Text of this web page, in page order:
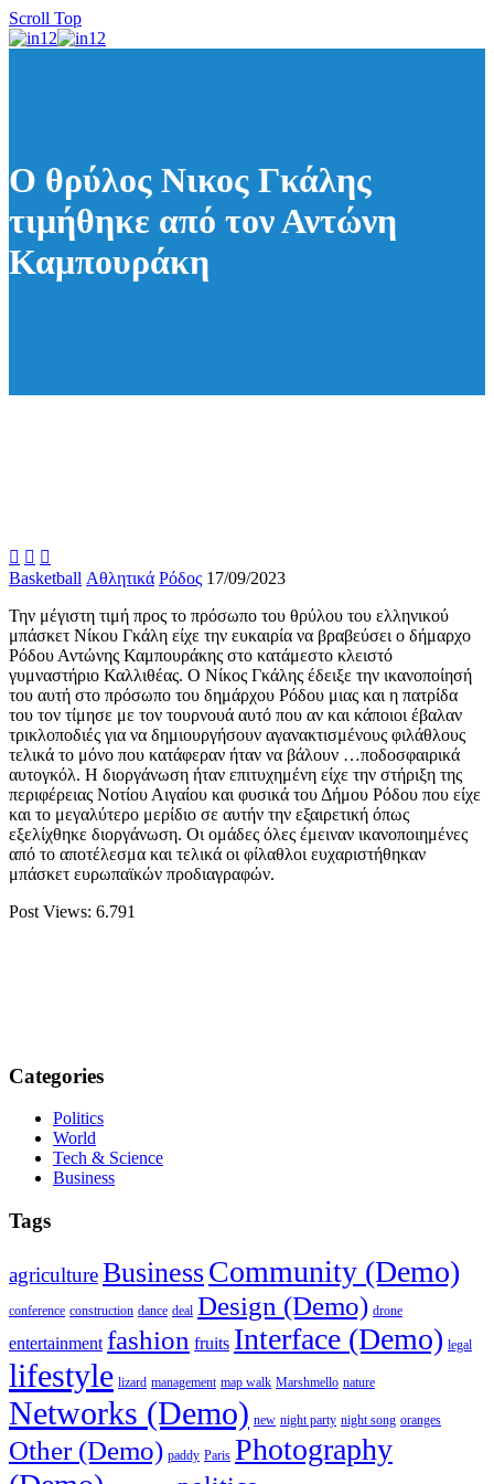
Scroll Top
Ο θρύλος Νικος Γκάλης
τιμήθηκε από τον Αντώνη
Καμπουράκη
  
Basketball Αθλητικά Ρόδος 17/09/2023
Την μέγιστη τιμή προς το πρόσωπο του θρύλου του ελληνικού
μπάσκετ Νίκου Γκάλη είχε την ευκαιρία να βραβεύσει ο δήμαρχο
Ρόδου Αντώνης Καμπουράκης στο κατάμεστο κλειστό
γυμναστήριο Καλλιθέας. Ο Νίκος Γκάλης έδειξε την ικανοποίησή
του αυτή στο πρόσωπο του δημάρχου Ρόδου μιας και η πατρίδα
του τον τίμησε με τον τουρνουά αυτό που αν και κάποιοι έβαλαν
τρικλοποδιές για να δημιουργήσουν αγανακτισμένους φιλάθλους
τελικά το μόνο που κατάφεραν ήταν να βάλουν …ποδοσφαιρικά
αυτογκόλ. Η διοργάνωση ήταν επιτυχημένη είχε την στήριξη της
περιφέρειας Νοτίου Αιγαίου και φυσικά του Δήμου Ρόδου που είχε
και το μεγαλύτερο μερίδιο σε αυτήν την εξαιρετική όπως
εξελίχθηκε διοργάνωση. Οι ομάδες όλες έμειναν ικανοποιημένες
από το αποτέλεσμα και τελικά οι φίλαθλοι ευχαριστήθηκαν
μπάσκετ ευρωπαϊκών προδιαγραφών.
Post Views: 6.791
Categories
Politics
World
Tech & Science
Business
Tags
agricultureBusinessCommunity (Demo)
conference construction dance deal Design (Demo) drone
entertainment fashion fruits Interface (Demo) legal
lifestyle lizard management map walk Marshmello nature
Networks (Demo) new night party night song oranges
Other (Demo) paddy Paris Photography